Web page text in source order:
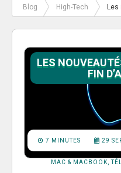
Blog High-Tech Les
LES
FIN
7 MINUTES 29
MAC & MACBOOK ,